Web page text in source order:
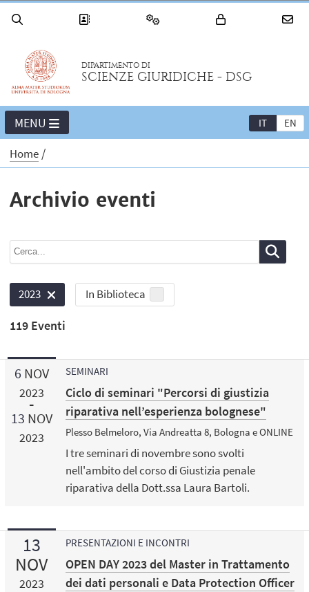
DIPARTIMENTO DI
SCIENZE GIURIDICHE - DSG
IT EN
MENU
Home
Archivio eventi
2023 In Biblioteca
119 Eventi
6 NOV
2023
13 NOV
2023
SEMINARI
Ciclo di seminari "Percorsi di giustizia
riparativa nell’esperienza bolognese"
Plesso Belmeloro, Via Andreatta 8, Bologna e ONLINE
I tre seminari di novembre sono svolti
nell'ambito del corso di Giustizia penale
riparativa della Dott.ssa Laura Bartoli.
13
NOV
2023
PRESENTAZIONI E INCONTRI
OPEN DAY 2023 del Master in Trattamento
dei dati personali e Data Protection Officer